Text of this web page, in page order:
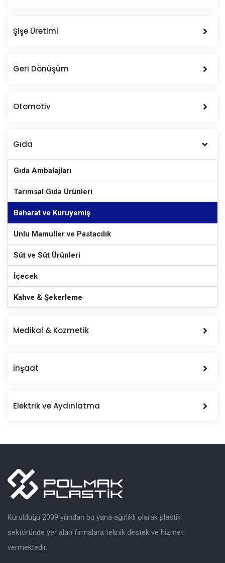
Şişe Üretimi
Geri Dönüşüm
Otomotiv
Gıda
Gıda Ambalajları
Tarımsal Gıda Ürünleri
Baharat ve Kuruyemiş
Unlu Mamuller ve Pastacılık
Süt ve Süt Ürünleri
İçecek
Kahve & Şekerleme
Medikal & Kozmetik
İnşaat
Elektrik ve Aydınlatma
Kurulduğu 2009 yılından bu yana ağırlıklı olarak plastik
sektöründe yer alan firmalara teknik destek ve hizmet
vermektedir.